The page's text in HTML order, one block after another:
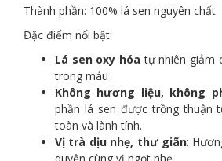
Thành phần: 100% lá sen nguyên chất
Đặc điểm nổi bật:
Lá sen oxy hóa tự nhiên giảm
trong máu
Không hương liệu, không
phần lá sen được trồng thuận
toàn và lành tính.
Vị trà dịu nhẹ, thư giãn: